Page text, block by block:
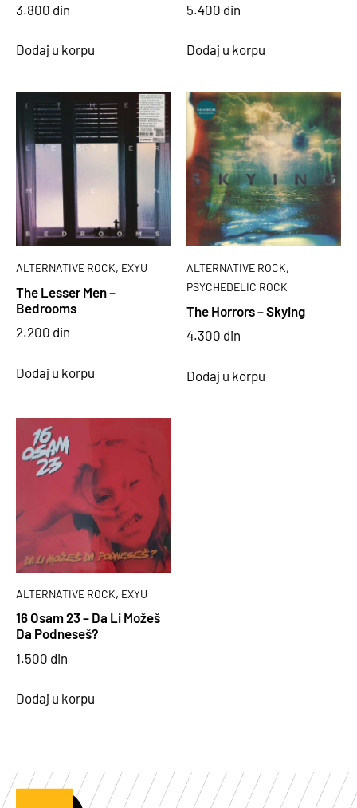
3.800 din
Dodaj u korpu
5.400 din
Dodaj u korpu
ALTERNATIVE ROCK, EXYU
The Lesser Men –
Bedrooms
2.200 din
Dodaj u korpu
ALTERNATIVE ROCK,
PSYCHEDELIC ROCK
The Horrors – Skying
4.300 din
Dodaj u korpu
ALTERNATIVE ROCK, EXYU
16 Osam 23 – Da Li Možeš
Da Podneseš?
1.500 din
Dodaj u korpu